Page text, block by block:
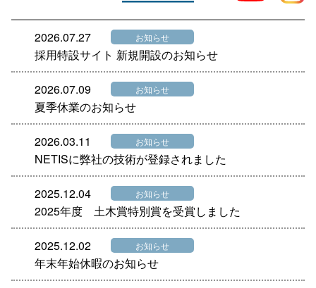
2026.07.27 お知らせ
採用特設サイト 新規開設のお知らせ
2026.07.09 お知らせ
夏季休業のお知らせ
2026.03.11 お知らせ
NETISに弊社の技術が登録されました
2025.12.04 お知らせ
2025年度 土木賞特別賞を受賞しました
2025.12.02 お知らせ
年末年始休暇のお知らせ